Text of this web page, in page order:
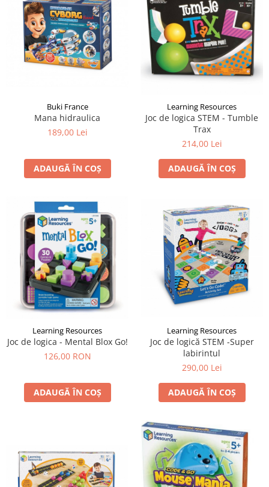
LEGO Art
LEGO Creator Expert
LEGO Architecture
LEGO Ideas
Buki France
Mana hidraulica
189,00 Lei
ADAUGĂ ÎN COȘ
Learning Resources
Joc de logica STEM - Tumble
Trax
214,00 Lei
ADAUGĂ ÎN COȘ
Learning Resources
Joc de logica - Mental Blox Go!
126,00 RON
ADAUGĂ ÎN COȘ
Learning Resources
Joc de logică STEM -Super
labirintul
290,00 Lei
ADAUGĂ ÎN COȘ